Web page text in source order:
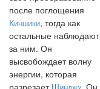
после поглощения
Киншики, тогда как
остальные наблюдают
за ним. Он
высвобождает волну
энергии, которая
разрезает Шинджу. Он